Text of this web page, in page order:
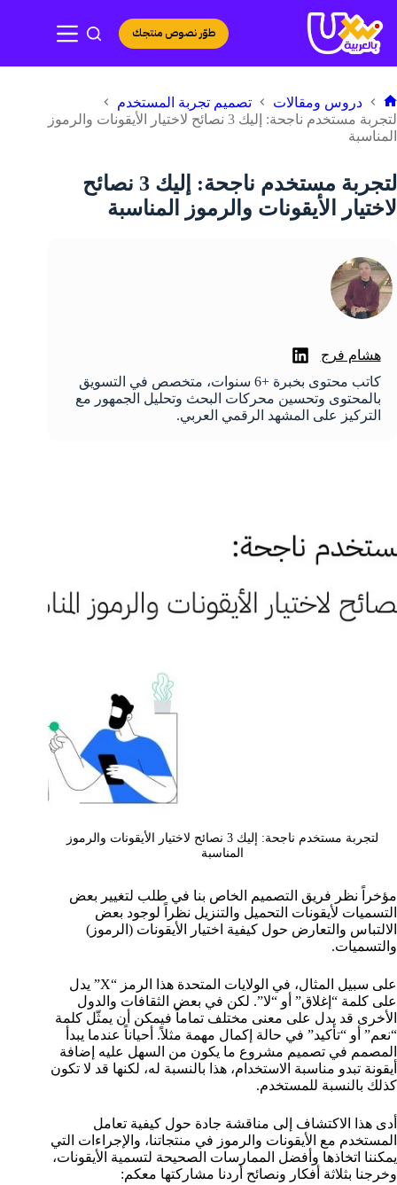
إلى
المحتوى
طوّر نصوص منتجك
الرئيسية
دروس ومقالات
تصميم تجربة المستخدم
لتجربة مستخدم ناجحة: إليك 3 نصائح لاختيار الأيقونات والرموز
المناسبة
لتجربة مستخدم ناجحة: إليك 3 نصائح
لاختيار الأيقونات والرموز المناسبة
هشام فرج
كاتب محتوى بخبرة +6 سنوات، متخصص في التسويق
بالمحتوى وتحسين محركات البحث وتحليل الجمهور مع
التركيز على المشهد الرقمي العربي.
لتجربة مستخدم ناجحة: إليك 3 نصائح لاختيار الأيقونات والرموز
المناسبة
مؤخراً نظر فريق التصميم الخاص بنا في طلب لتغيير بعض
التسميات لأيقونات التحميل والتنزيل نظراً لوجود بعض
الالتباس والتعارض حول كيفية اختيار الأيقونات (الرموز)
والتسميات.
على سبيل المثال، في الولايات المتحدة هذا الرمز “X” يدل
على كلمة “إغلاق” أو “لا”. لكن في بعض الثقافات والدول
الأخرى قد يدل على معنى مختلف تماماً فيمكن أن يمثّل كلمة
“نعم” أو “تأكيد” في حالة إكمال مهمة مثلاً. أحياناً عندما يبدأ
المصمم في تصميم مشروع ما يكون من السهل عليه إضافة
أيقونة تبدو مناسبة الاستخدام، هذا بالنسبة له، لكنها قد لا تكون
كذلك بالنسبة للمستخدم.
أدى هذا الاكتشاف إلى مناقشة جادة حول كيفية تعامل
المستخدم مع الأيقونات والرموز في منتجاتنا، والإجراءات التي
يمكننا اتخاذها وأفضل الممارسات الصحيحة لتسمية الأيقونات،
وخرجنا بثلاثة أفكار ونصائح أردنا مشاركتها معكم: